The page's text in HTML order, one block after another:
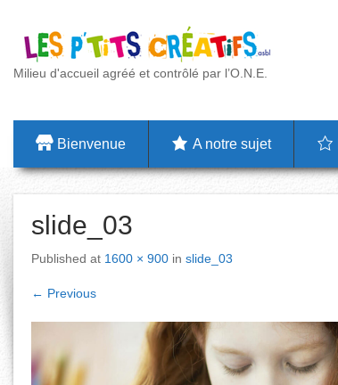
Milieu d'accueil agréé et contrôlé par l’O.N.E.
Bienvenue A notre sujet
slide_03
Published at 1600 × 900 in slide_03
← Previous